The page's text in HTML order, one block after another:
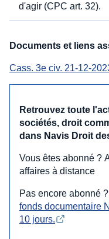
d'agir (CPC art. 32).
Documents et liens
Cass. 3e civ. 21-12-
Retrouvez toute
sociétés, droit
dans Navis Droit
Vous êtes abonné ?
affaires à distance
Pas encore abonné ?
fonds documentaire
10 jours.